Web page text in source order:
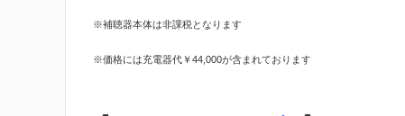
※補聴器本体は非課税となります
※価格には充電器代￥44,000が含まれております